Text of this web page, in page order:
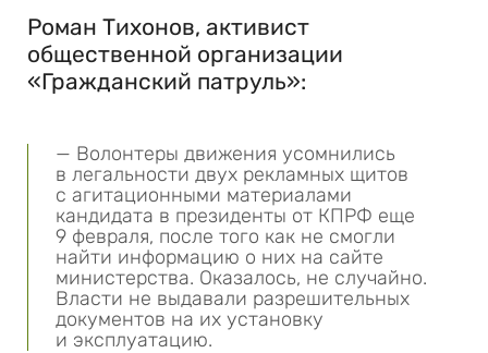
Роман Тихонов, активист
общественной организации
«Гражданский патруль»:
— Волонтеры движения усомнились
в легальности двух рекламных щитов
с агитационными материалами
кандидата в президенты от КПРФ еще
9 февраля, после того как не смогли
найти информацию о них на сайте
министерства. Оказалось, не случайно.
Власти не выдавали разрешительных
документов на их установку
и эксплуатацию.